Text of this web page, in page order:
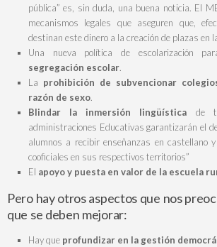
pública” es, sin duda, una buena noticia. El
mecanismos legales que aseguren que,
destinan este dinero a la creación de plazas en
Una nueva política de escolarización
segregación escolar.
La prohibición de subvencionar
razón de sexo.
Blindar la inmersión lingüística de
administraciones Educativas garantizarán el
alumnos a recibir enseñanzas en castellano
cooficiales en sus respectivos territorios”
El apoyo y puesta en valor de la escuela
Pero hay otros aspectos que nos
que se deben mejorar:
Hay que profundizar en la gestión